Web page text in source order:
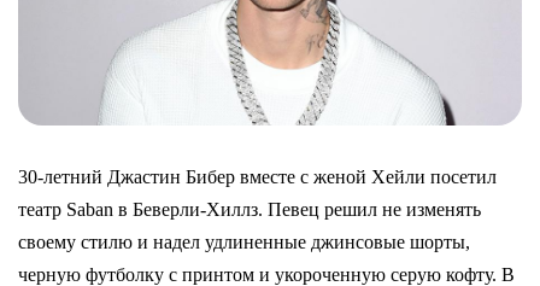
30-летний Джастин Бибер вместе с женой Хейли посетил
театр Saban в Беверли-Хиллз. Певец решил не изменять
своему стилю и надел удлиненные джинсовые шорты,
черную футболку с принтом и укороченную серую кофту. В